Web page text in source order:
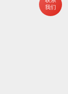
我们